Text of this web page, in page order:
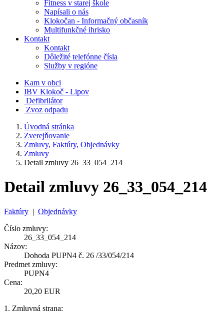
Fitness v starej škole
Napísali o nás
Klokočan - Informačný občasník
Multifunkčné ihrisko
Kontakt
Kontakt
Dôležité telefónne čísla
Služby v regióne
Kam v obci
IBV Klokoč - Lipov
Defibrilátor
Zvoz odpadu
Úvodná stránka
Zverejňovanie
Zmluvy, Faktúry, Objednávky
Zmluvy
Detail zmluvy 26_33_054_214
Detail zmluvy 26_33_054_214
Faktúry | Objednávky
Číslo zmluvy:
26_33_054_214
Názov:
Dohoda PUPN4 č. 26 /33/054/214
Predmet zmluvy:
PUPN4
Cena:
20,20 EUR
1. Zmluvná strana: